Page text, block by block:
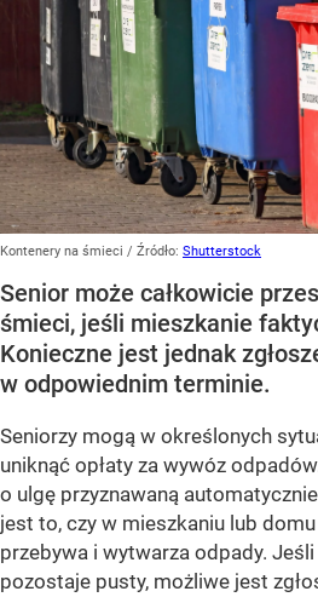
Kontenery na śmieci / Źródło: Shutterstock
Senior może całkowicie
śmieci, jeśli mieszkanie
Konieczne jest jednak
w odpowiednim terminie.
Seniorzy mogą w określonych
uniknąć opłaty za wywóz
o ulgę przyznawaną
jest to, czy w mieszkaniu lub
przebywa i wytwarza odpady.
pozostaje pusty, możliwe jest